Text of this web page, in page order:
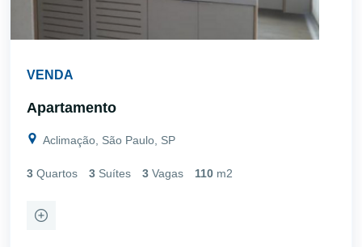
VENDA
Apartamento
Aclimação, São Paulo, SP
3 Quartos 3 Suítes 3 Vagas 110 m2